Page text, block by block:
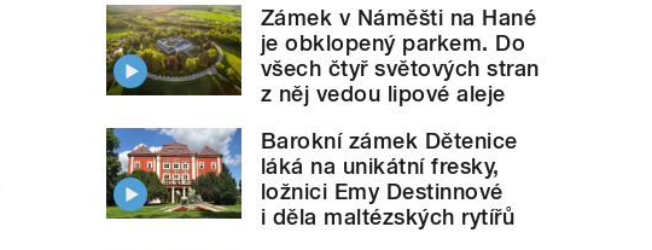
Zámek v Náměšti na Hané
je obklopený parkem. Do
všech čtyř světových stran
z něj vedou lipové aleje
Barokní zámek Dětenice
láká na unikátní fresky,
ložnici Emy Destinnové
i děla maltézských rytířů